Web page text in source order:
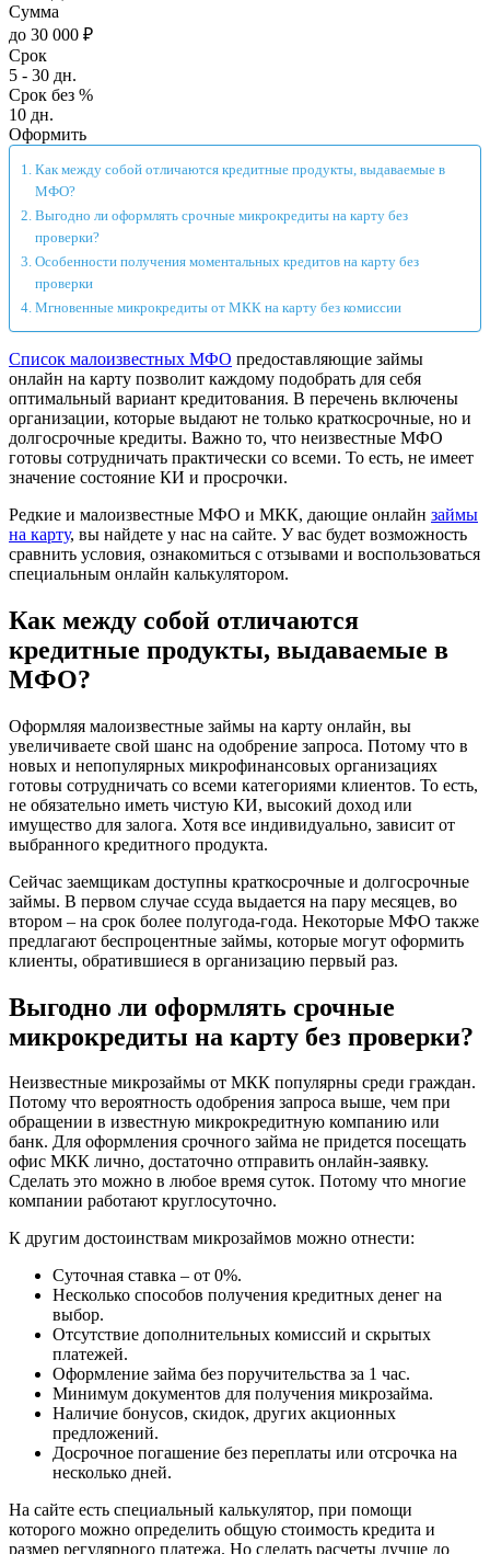
Сумма
до 30 000 ₽
Срок
5 - 30 дн.
Срок без %
10 дн.
Оформить
Как между собой отличаются кредитные продукты, выдаваемые в
МФО?
Выгодно ли оформлять срочные микрокредиты на карту без
проверки?
Особенности получения моментальных кредитов на карту без
проверки
Мгновенные микрокредиты от МКК на карту без комиссии
Список малоизвестных МФО предоставляющие займы
онлайн на карту позволит каждому подобрать для себя
оптимальный вариант кредитования. В перечень включены
организации, которые выдают не только краткосрочные, но и
долгосрочные кредиты. Важно то, что неизвестные МФО
готовы сотрудничать практически со всеми. То есть, не имеет
значение состояние КИ и просрочки.
Редкие и малоизвестные МФО и МКК, дающие онлайн займы
на карту, вы найдете у нас на сайте. У вас будет возможность
сравнить условия, ознакомиться с отзывами и воспользоваться
специальным онлайн калькулятором.
Как между собой отличаются
кредитные продукты, выдаваемые в
МФО?
Оформляя малоизвестные займы на карту онлайн, вы
увеличиваете свой шанс на одобрение запроса. Потому что в
новых и непопулярных микрофинансовых организациях
готовы сотрудничать со всеми категориями клиентов. То есть,
не обязательно иметь чистую КИ, высокий доход или
имущество для залога. Хотя все индивидуально, зависит от
выбранного кредитного продукта.
Сейчас заемщикам доступны краткосрочные и долгосрочные
займы. В первом случае ссуда выдается на пару месяцев, во
втором – на срок более полугода-года. Некоторые МФО также
предлагают беспроцентные займы, которые могут оформить
клиенты, обратившиеся в организацию первый раз.
Выгодно ли оформлять срочные
микрокредиты на карту без проверки?
Неизвестные микрозаймы от МКК популярны среди граждан.
Потому что вероятность одобрения запроса выше, чем при
обращении в известную микрокредитную компанию или
банк. Для оформления срочного займа не придется посещать
офис МКК лично, достаточно отправить онлайн-заявку.
Сделать это можно в любое время суток. Потому что многие
компании работают круглосуточно.
К другим достоинствам микрозаймов можно отнести:
Суточная ставка – от 0%.
Несколько способов получения кредитных денег на
выбор.
Отсутствие дополнительных комиссий и скрытых
платежей.
Оформление займа без поручительства за 1 час.
Минимум документов для получения микрозайма.
Наличие бонусов, скидок, других акционных
предложений.
Досрочное погашение без переплаты или отсрочка на
несколько дней.
На сайте есть специальный калькулятор, при помощи
которого можно определить общую стоимость кредита и
размер регулярного платежа. Но сделать расчеты лучше до